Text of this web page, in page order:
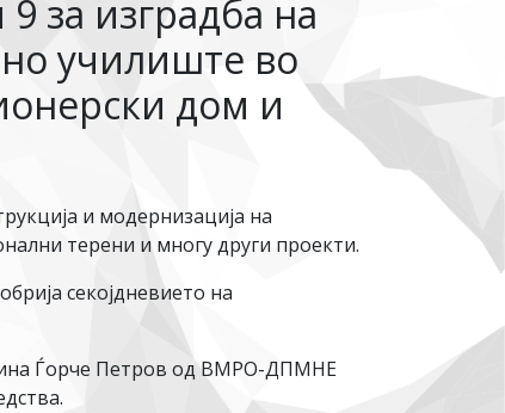
за изградба на
училиште во
дом и
и модернизација на
терени и многу други проекти.
секојдневието на
Ѓорче Петров од ВМРО-ДПМНЕ